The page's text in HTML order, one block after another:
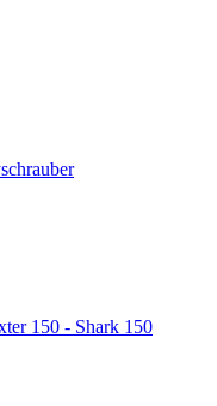
150 - Shark 150